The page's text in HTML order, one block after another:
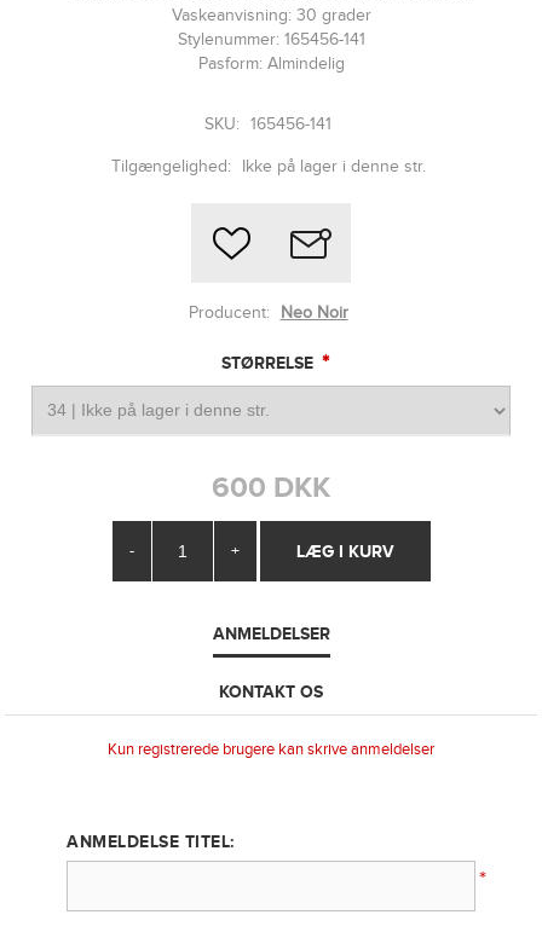
Vaskeanvisning: 30 grader
Stylenummer: 165456-141
Pasform: Almindelig
SKU: 165456-141
Tilgængelighed: Ikke på lager i denne str.
Producent: Neo Noir
STØRRELSE *
600 DKK
- +
ANMELDELSER
KONTAKT OS
Kun registrerede brugere kan skrive anmeldelser
ANMELDELSE TITEL:
*